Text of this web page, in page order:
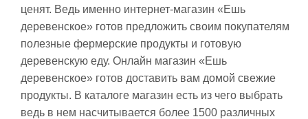
ценят. Ведь именно интернет-магазин «Ешь
деревенское» готов предложить своим покупателям
полезные фермерские продукты и готовую
деревенскую еду. Онлайн магазин «Ешь
деревенское» готов доставить вам домой свежие
продукты. В каталоге магазин есть из чего выбрать
ведь в нем насчитывается более 1500 различных